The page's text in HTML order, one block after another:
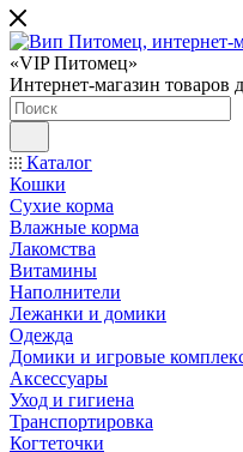
«VIP Питомец»
Интернет-магазин товаров
Каталог
Кошки
Сухие корма
Влажные корма
Лакомства
Витамины
Наполнители
Лежанки и домики
Одежда
Домики и игровые
Аксессуары
Уход и гигиена
Транспортировка
Когтеточки